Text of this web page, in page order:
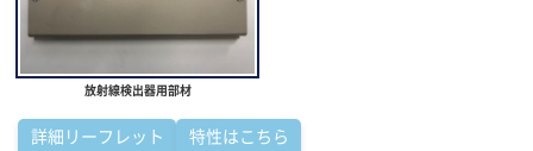
放射線検出器用部材
詳細リーフレット 特性はこちら